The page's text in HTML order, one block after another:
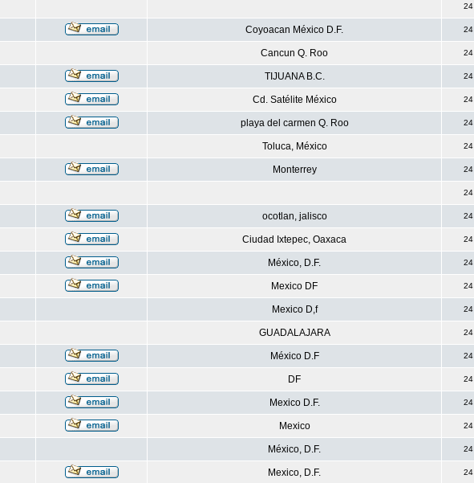
Coyoacan México D.F.
Cancun Q. Roo
TIJUANA B.C.
Cd. Satélite México
playa del carmen Q. Roo
Toluca, México
Monterrey
ocotlan, jalisco
Ciudad Ixtepec, Oaxaca
México, D.F.
Mexico DF
Mexico D,f
GUADALAJARA
México D.F
DF
Mexico D.F.
Mexico
México, D.F.
Mexico, D.F.